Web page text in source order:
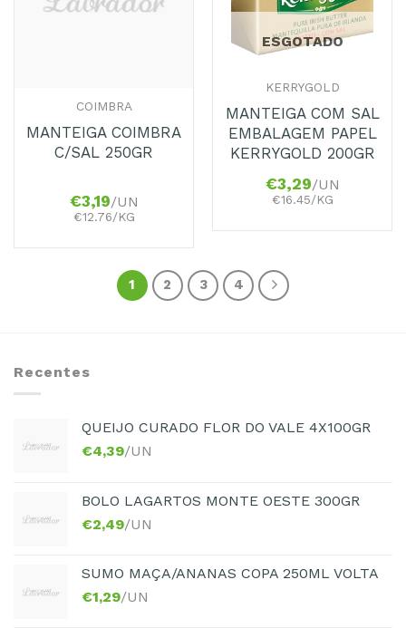
COIMBRA
MANTEIGA COIMBRA
C/SAL 250GR
€3,19/UN
€12.76/KG
ESGOTADO
KERRYGOLD
MANTEIGA COM SAL
EMBALAGEM PAPEL
KERRYGOLD 200GR
€3,29/UN
€16.45/KG
1 2 3 4
Recentes
QUEIJO CURADO FLOR DO VALE 4X100GR
€4,39/UN
BOLO LAGARTOS MONTE OESTE 300GR
€2,49/UN
SUMO MAÇA/ANANAS COPA 250ML VOLTA
€1,29/UN